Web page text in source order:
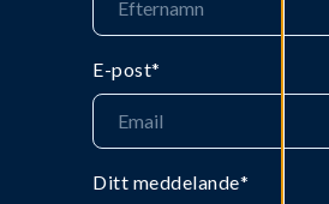
E-post*
Ditt meddelande*